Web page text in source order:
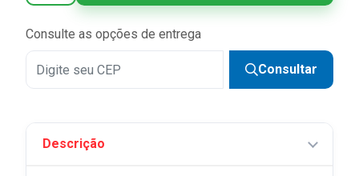
Consulte as opções de entrega
Consultar
Descrição